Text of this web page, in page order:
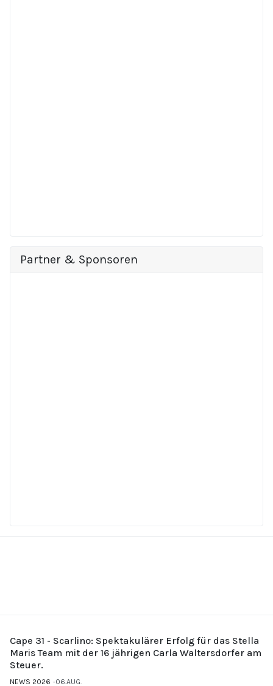
Partner & Sponsoren
Cape 31 - Scarlino: Spektakulärer Erfolg für das Stella
Maris Team mit der 16 jährigen Carla Waltersdorfer am
Steuer.
NEWS 2026 06.AUG.